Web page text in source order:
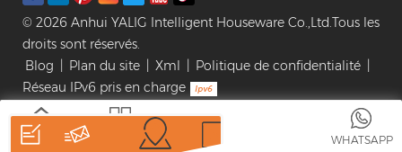
© 2026 Anhui YALIG Intelligent Houseware Co.,Ltd.Tous les
droits sont réservés.
Blog
Plan du site Xml Politique de confidentialité
Réseau IPv6 pris en charge
MAISON WHATSAPP